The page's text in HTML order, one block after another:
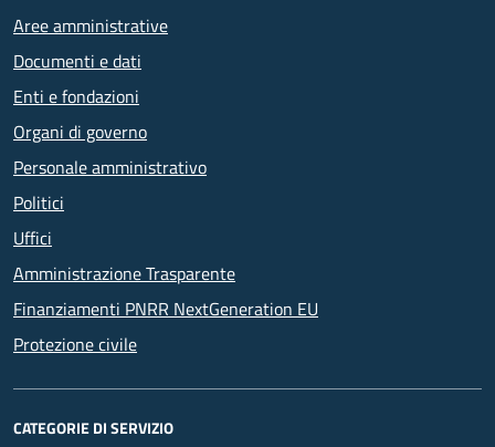
Aree amministrative
Documenti e dati
Enti e fondazioni
Organi di governo
Personale amministrativo
Politici
Uffici
Amministrazione Trasparente
Finanziamenti PNRR NextGeneration EU
Protezione civile
CATEGORIE DI SERVIZIO